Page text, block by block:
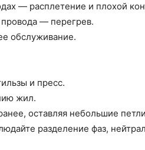
— расплетение и плохой
— перегрев.
обслуживание.
и пресс.
жил.
оставляя небольшие
разделение фаз,